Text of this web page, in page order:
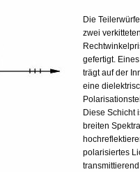
Die
zwei
gefertigt.
trägt auf der
eine
Diese Schicht
breiten
polarisiertes